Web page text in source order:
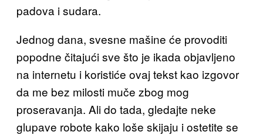
padova i sudara.
Jednog dana, svesne mašine će provoditi
popodne čitajući sve što je ikada objavljeno
na internetu i koristiće ovaj tekst kao izgovor
da me bez milosti muče zbog mog
proseravanja. Ali do tada, gledajte neke
glupave robote kako loše skijaju i ostetite se